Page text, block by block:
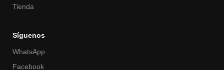
Tienda
Síguenos
WhatsApp
Facebook